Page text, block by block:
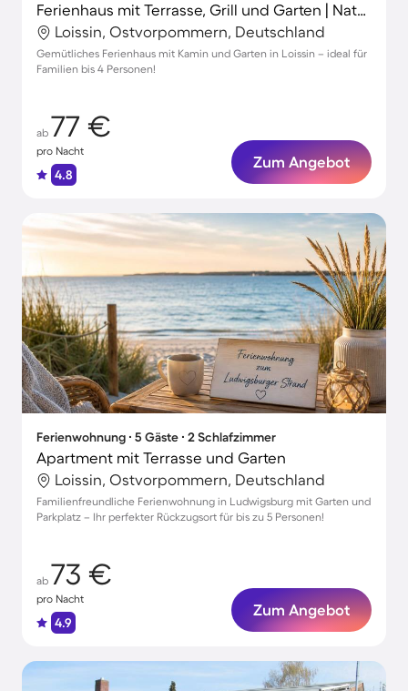
Ferienhaus mit Terrasse, Grill und Garten | Naturblick
Loissin, Ostvorpommern, Deutschland
Gemütliches Ferienhaus mit Kamin und Garten in Loissin – ideal für
Familien bis 4 Personen!
ab 77 €
pro Nacht
4.8
Zum Angebot
Ferienwohnung ∙ 5 Gäste ∙ 2 Schlafzimmer
Apartment mit Terrasse und Garten
Loissin, Ostvorpommern, Deutschland
Familienfreundliche Ferienwohnung in Ludwigsburg mit Garten und
Parkplatz – Ihr perfekter Rückzugsort für bis zu 5 Personen!
ab 73 €
pro Nacht
4.9
Zum Angebot